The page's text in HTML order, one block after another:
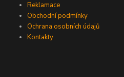
Reklamace
Obchodní podmínky
Ochrana osobních údajů
Kontakty